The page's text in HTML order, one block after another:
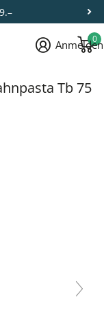
Anmelden
0
Tb 75